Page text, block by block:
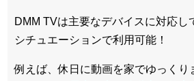
DMM TVは主要なデバイスに対応し
シチュエーションで利用可能！
例えば、休日に動画を家でゆっくり